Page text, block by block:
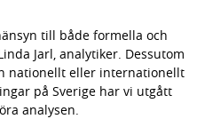
till både formella och
Jarl, analytiker. Dessutom
nationellt eller internationellt
på Sverige har vi utgått
analysen.